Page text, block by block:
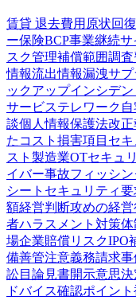
賃貸 退去費用 原状回復
ー保険BCP事業継続サ
スク管理補償範囲調査
情報流出情報漏洩サプ
ックアップインシデ
サービステレワーク
談個人情報保護法改正
たコスト 損害項目 セキ
スト 製造業OTセキュ
イバー事故フィッシン
シート セキュリティ要
額経営判断攻めの経営
者ハラスメント対策体
場企業賠償リスクIPO
備善管注意義務請求事
訟目論見書開示意思決
ドバイス確認ポイント